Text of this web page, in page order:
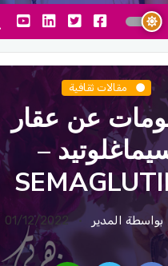
مقالات ثقافية
عن عقار
–
بواسطة المدير 01/12/2022